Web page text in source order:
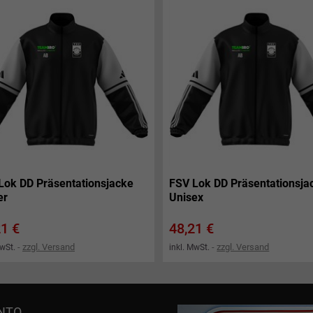
DD Präsentationsjacke
€
zzgl. Versand
FSV Lok DD
Unisex
Preis
48,21 €
inkl. MwSt. zzgl. Versand